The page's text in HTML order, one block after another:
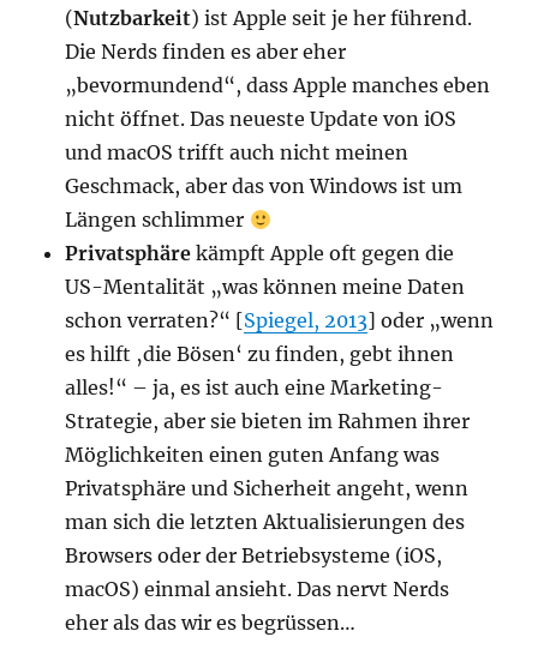
(Nutzbarkeit) ist Apple seit je her führend.
Die Nerds finden es aber eher
„bevormundend“, dass Apple manches eben
nicht öffnet. Das neueste Update von iOS
und macOS trifft auch nicht meinen
Geschmack, aber das von Windows ist um
Längen schlimmer
Privatsphäre kämpft Apple oft gegen die
US-Mentalität „was können meine Daten
schon verraten?“ [Spiegel, 2013] oder „wenn
es hilft ‚die Bösen‘ zu finden, gebt ihnen
alles!“ – ja, es ist auch eine Marketing-
Strategie, aber sie bieten im Rahmen ihrer
Möglichkeiten einen guten Anfang was
Privatsphäre und Sicherheit angeht, wenn
man sich die letzten Aktualisierungen des
Browsers oder der Betriebsysteme (iOS,
macOS) einmal ansieht. Das nervt Nerds
eher als das wir es begrüssen…